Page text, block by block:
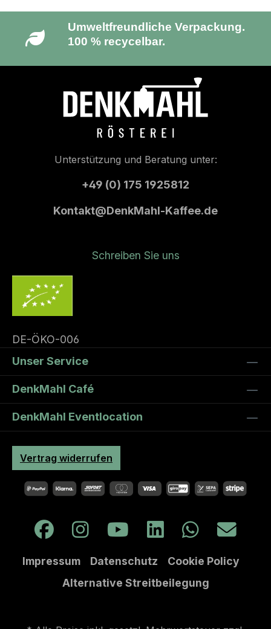
Umweltfreundliche Verpackung.
100 % recycelbar.
Wir spenden mit deinem Kauf!
Zurückgeben ist uns wichtig.
Unterstützung und Beratung unter:
+49 (0) 175 1925812
Kontakt@DenkMahl-Kaffee.de
Schreiben Sie uns
DE-ÖKO-006
Unser Service
DenkMahl Café
DenkMahl Eventlocation
Vertrag widerrufen
Impressum Datenschutz
Cookie Policy
Alternative Streitbeilegung